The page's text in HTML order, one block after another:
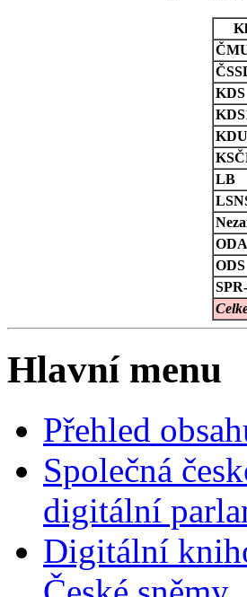
KDS
LB
ODA
ODS
Hlavní menu
Přehled
Společná
digitální
Digitální